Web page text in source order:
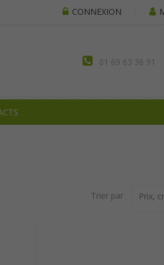
CONNEXION
01 69 63 36 91
Trier par Prix,